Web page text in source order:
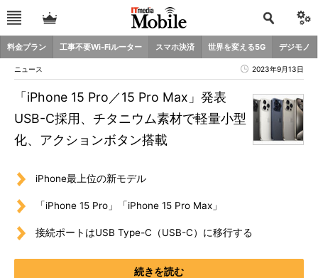
料金プラン 工事不要Wi-Fiルーター スマホ決済 世界を変える5G デジモノ
ニュース 2023年9月13日
「iPhone 15 Pro／15 Pro Max」発表
USB-C採用、チタニウム素材で軽量小型
化、アクションボタン搭載
iPhone最上位の新モデル
「iPhone 15 Pro」「iPhone 15 Pro Max」
接続ポートはUSB Type-C（USB-C）に移行する
続きを読む